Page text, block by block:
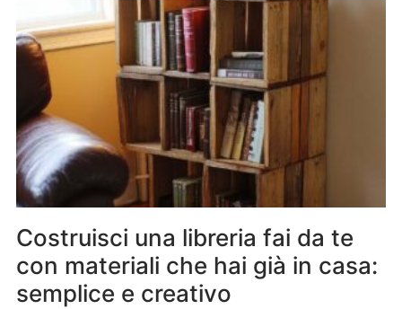
Costruisci una libreria fai da te
con materiali che hai già in casa:
semplice e creativo